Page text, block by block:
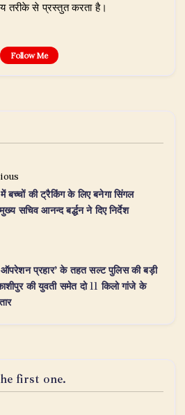
तरीके से प्रस्तुत करता है।
Follow Me
बच्चों की ट्रैकिंग के लिए बनेगा सिंगल
सचिव आनन्द बर्द्धन ने दिए निर्देश
प्रहार’ के तहत सल्ट पुलिस की बड़ी
की युवती समेत दो 11 किलो गांजे के
first one.